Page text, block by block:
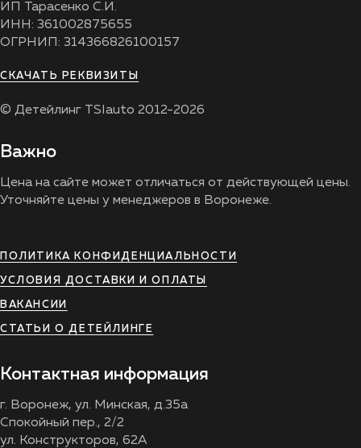
ИП Тарасенко С.И.
ИНН: 361002875655
ОГРНИП: 314366826100157
СКАЧАТЬ РЕКВИЗИТЫ
© Детейлинг TSIauto 2012-2026
Важно
Цена на сайте может отличаться от действующей цены.
Уточняйте цены у менеджеров в Воронеже.
ПОЛИТИКА КОНФИДЕНЦИАЛЬНОСТИ
УСЛОВИЯ ДОСТАВКИ И ОПЛАТЫ
ВАКАНСИИ
СТАТЬИ О ДЕТЕЙЛИНГЕ
Контактная информация
г. Воронеж, ул. Минская, д.35а
Спокойный пер., 2/2
ул. Конструкторов, 62А